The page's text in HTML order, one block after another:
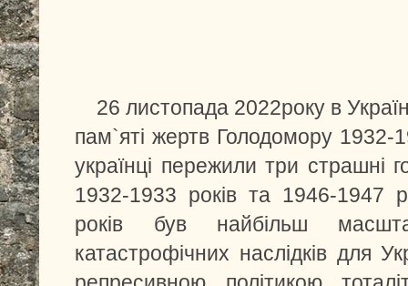
26 листопада 2022року в
пам`яті жертв Голодомору 1932-
українці пережили три страшні
1932-1933 років та 1946-1947
років був найбільш
катастрофічних наслідків для